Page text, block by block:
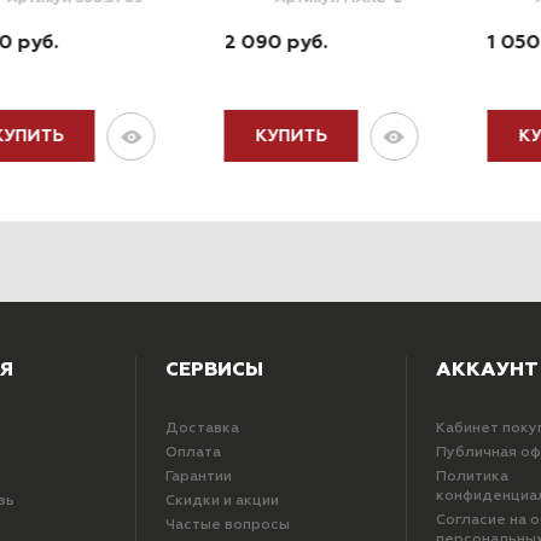
руб. 2 090 руб.
КУПИТЬ
1
СЕРВИСЫ
Доставка
Оплата
Гарантии
Скидки и акции
Частые вопросы
АККАУНТ
Кабинет
Публичная
Политика
Согласие на